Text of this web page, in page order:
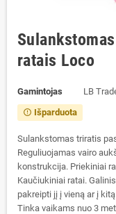
ratais Loco
Gamintojas LB
error_outline Išparduota
Sulankstomas triratis
Reguliuojamas vairo
konstrukcija. Priekiniai
Kaučiukiniai ratai.
pakreipti jį į vieną ar į
Tinka vaikams nuo 3